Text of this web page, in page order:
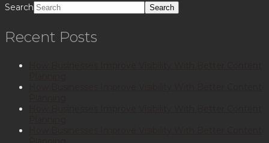
Search
Recent Posts